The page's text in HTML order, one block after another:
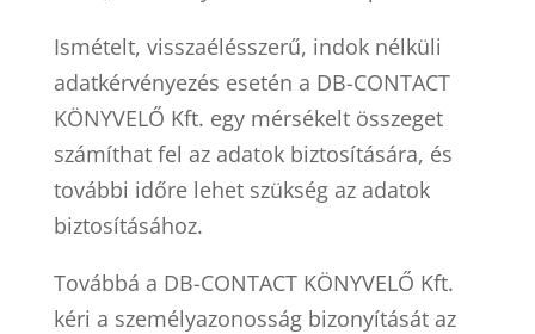
Ismételt, visszaélésszerű, indok nélküli
adatkérvényezés esetén a DB-CONTACT
KÖNYVELŐ Kft. egy mérsékelt összeget
számíthat fel az adatok biztosítására, és
további időre lehet szükség az adatok
biztosításához.
Továbbá a DB-CONTACT KÖNYVELŐ Kft.
kéri a személyazonosság bizonyítását az